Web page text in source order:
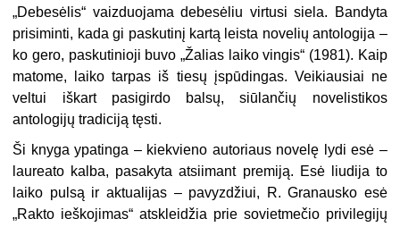
„Debesėlis“ vaizduojama debesėliu virtusi siela. Bandyta
prisiminti, kada gi paskutinį kartą leista novelių antologija –
ko gero, paskutinioji buvo „Žalias laiko vingis“ (1981). Kaip
matome, laiko tarpas iš tiesų įspūdingas. Veikiausiai ne
veltui iškart pasigirdo balsų, siūlančių novelistikos
antologijų tradiciją tęsti.
Ši knyga ypatinga – kiekvieno autoriaus novelę lydi esė –
laureato kalba, pasakyta atsiimant premiją. Esė liudija to
laiko pulsą ir aktualijas – pavyzdžiui, R. Granausko esė
„Rakto ieškojimas“ atskleidžia prie sovietmečio privilegijų